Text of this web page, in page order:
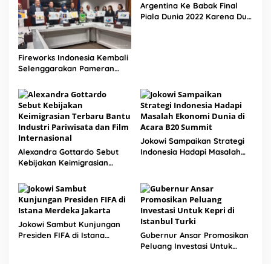
Fireworks Indonesia Kembali
Selenggarakan Pameran
Argentina Ke Babak Final
Piala Dunia 2022 Karena Dua
Alexandra Gottardo Sebut
Kebijakan Keimigrasian
Pariwisata dan Film
Internasional
Jokowi Sampaikan Strategi
Indonesia Hadapi Masalah
Jokowi Sambut Kunjungan
Presiden FIFA di Istana
Gubernur Ansar Promosikan
Peluang Investasi Untuk